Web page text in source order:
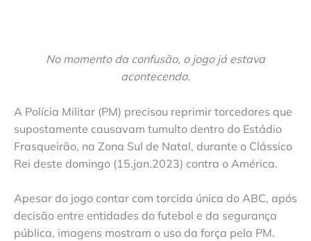
No momento da confusão, o jogo já estava
acontecendo.
A Polícia Militar (PM) precisou reprimir torcedores que
supostamente causavam tumulto dentro do Estádio
Frasqueirão, na Zona Sul de Natal, durante o Clássico
Rei deste domingo (15.jan.2023) contra o América.
Apesar do jogo contar com torcida única do ABC, após
decisão entre entidades do futebol e da segurança
pública, imagens mostram o uso da força pela PM.